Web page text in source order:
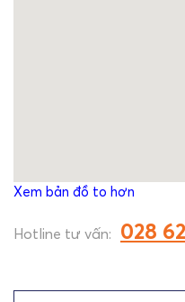
Xem bản đồ to hơn
Hotline tư vấn: 028